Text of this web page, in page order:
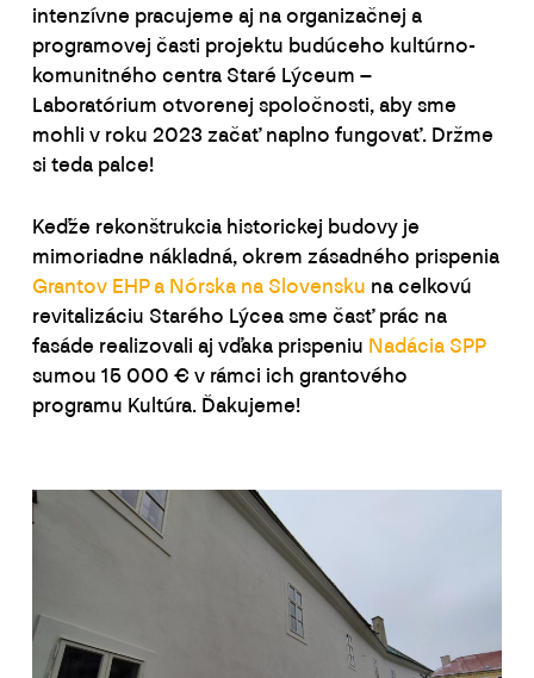
intenzívne pracujeme aj na organizačnej a
programovej časti projektu budúceho kultúrno-
komunitného centra Staré Lýceum –
Laboratórium otvorenej spoločnosti, aby sme
mohli v roku 2023 začať naplno fungovať. Držme
si teda palce!
Keďže rekonštrukcia historickej budovy je
mimoriadne nákladná, okrem zásadného prispenia
Grantov EHP a Nórska na Slovensku na celkovú
revitalizáciu Starého Lýcea sme časť prác na
fasáde realizovali aj vďaka prispeniu Nadácia SPP
sumou 15 000 € v rámci ich grantového
programu Kultúra. Ďakujeme!